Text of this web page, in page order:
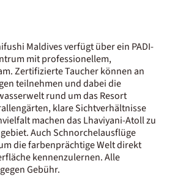
Maldives verfügt über ein PADI-
mit professionellem,
Zertifizierte Taucher können an
teilnehmen und dabei die
rund um das Resort
klare Sichtverhältnisse
machen das Lhaviyani-Atoll zu
Auch Schnorchelausflüge
die farbenprächtige Welt direkt
kennenzulernen. Alle
Gebühr.